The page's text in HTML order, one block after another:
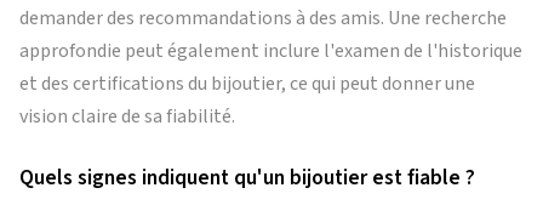
demander des recommandations à des amis. Une recherche
approfondie peut également inclure l'examen de l'historique
et des certifications du bijoutier, ce qui peut donner une
vision claire de sa fiabilité.
Quels signes indiquent qu'un bijoutier est fiable ?